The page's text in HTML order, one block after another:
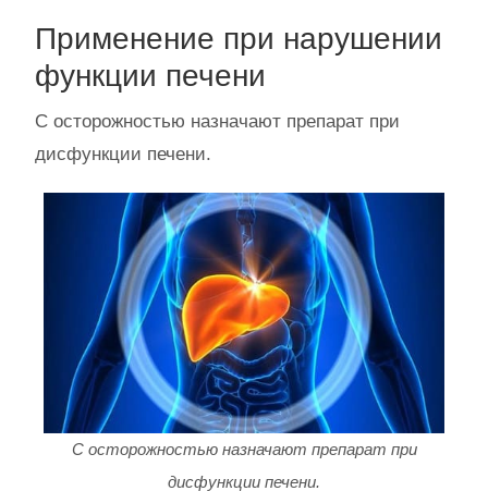
Применение при нарушении
функции печени
С осторожностью назначают препарат при
дисфункции печени.
С осторожностью назначают препарат при
дисфункции печени.